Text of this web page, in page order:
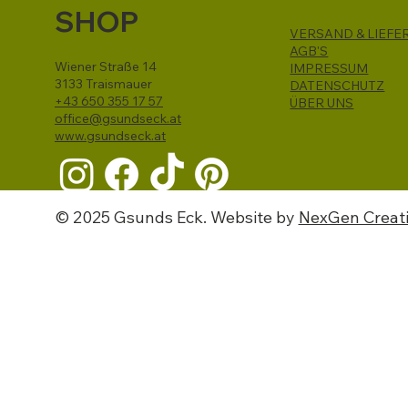
SHOP
Wiener Straße 14
3133 Traismauer
+43 650 355 17 57
office@gsundseck.at
www.gsundseck.at
© 2025 Gsunds Eck. Website by NexGen
VERSAND &
AGB'S
IMPRESSUM
DATENSCHUTZ
ÜBER UNS